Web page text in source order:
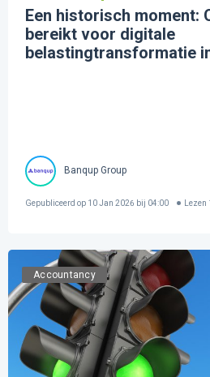
Een historisch moment:
bereikt voor digitale
belastingtransformatie
Banqup Group
Gepubliceerd op 10 Jan 2026 bij 04:00 Lezen
Accountancy